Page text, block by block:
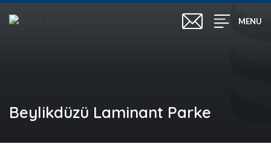
MENU
Beylikdüzü Laminant Parke